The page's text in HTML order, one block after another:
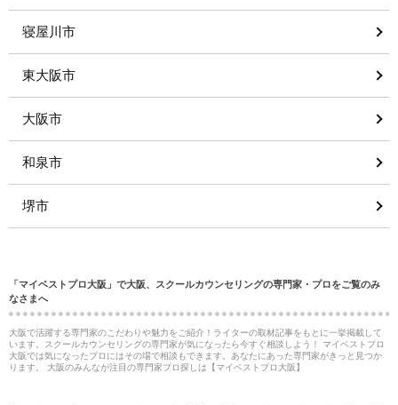
寝屋川市
東大阪市
大阪市
和泉市
堺市
「マイベストプロ大阪」で大阪、スクールカウンセリングの専門家・プロをご覧のみ
なさまへ
大阪で活躍する専門家のこだわりや魅力をご紹介！ライターの取材記事をもとに一挙掲載して
います。スクールカウンセリングの専門家が気になったら今すぐ相談しよう！ マイベストプロ
大阪では気になったプロにはその場で相談もできます。あなたにあった専門家がきっと見つか
ります。 大阪のみんなが注目の専門家プロ探しは【マイベストプロ大阪】